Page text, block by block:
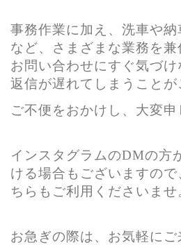
事務作業に加え、洗車や納
など、さまざまな業務を兼
お問い合わせにすぐ気づけ
返信が遅れてしまうことが
ご不便をおかけし、大変申
インスタグラムのDMの方
ける場合もございますの
ちらもご利用くださいませ
お急ぎの際は、お気軽にご